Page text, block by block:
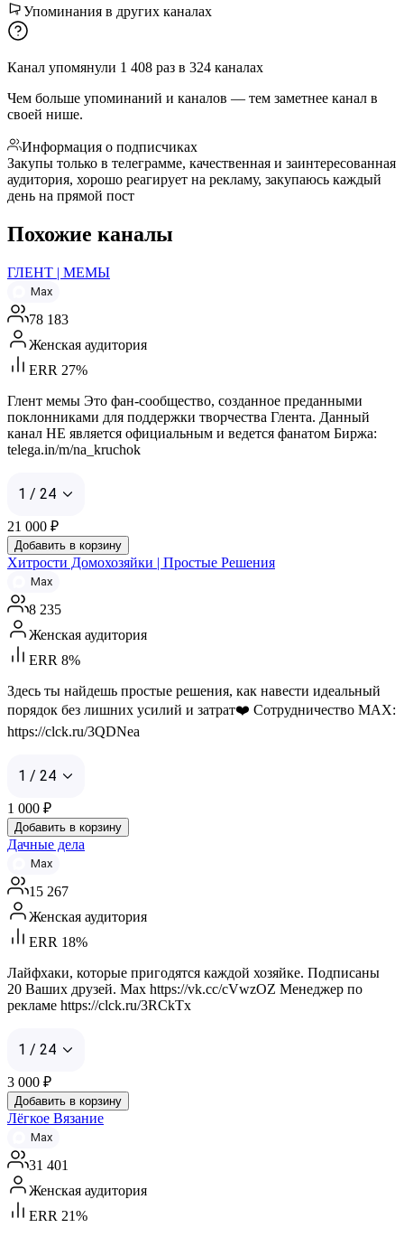
Упоминания в других каналах
Канал упомянули 1 408 раз в 324 каналах
Чем больше упоминаний и каналов — тем заметнее канал в
своей нише.
Информация о подписчиках
Закупы только в телеграмме, качественная и заинтересованная
аудитория, хорошо реагирует на рекламу, закупаюсь каждый
день на прямой пост
Похожие каналы
ГЛЕНТ | МЕМЫ
Max
78 183
Женская аудитория
ERR 27%
Глент мемы Это фан-сообщество, созданное преданными
поклонниками для поддержки творчества Глента. Данный
канал НЕ является официальным и ведется фанатом Биржа:
telega.in/m/na_kruchok
1 / 24
21 000 ₽
Добавить в корзину
Хитрости Домохозяйки | Простые Решения
Max
8 235
Женская аудитория
ERR 8%
Здесь ты найдешь простые решения, как навести идеальный
порядок без лишних усилий и затрат❤️ Сотрудничество MAX:
https://clck.ru/3QDNea
1 / 24
1 000 ₽
Добавить в корзину
Дачные дела
Max
15 267
Женская аудитория
ERR 18%
Лайфхаки, которые пригодятся каждой хозяйке. Подписаны
20 Ваших друзей. Max https://vk.cc/cVwzOZ Менеджер по
рекламе https://clck.ru/3RCkTx
1 / 24
3 000 ₽
Добавить в корзину
Лёгкое Вязание
Max
31 401
Женская аудитория
ERR 21%